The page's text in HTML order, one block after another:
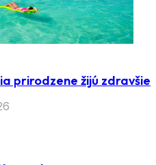
prirodzene žijú